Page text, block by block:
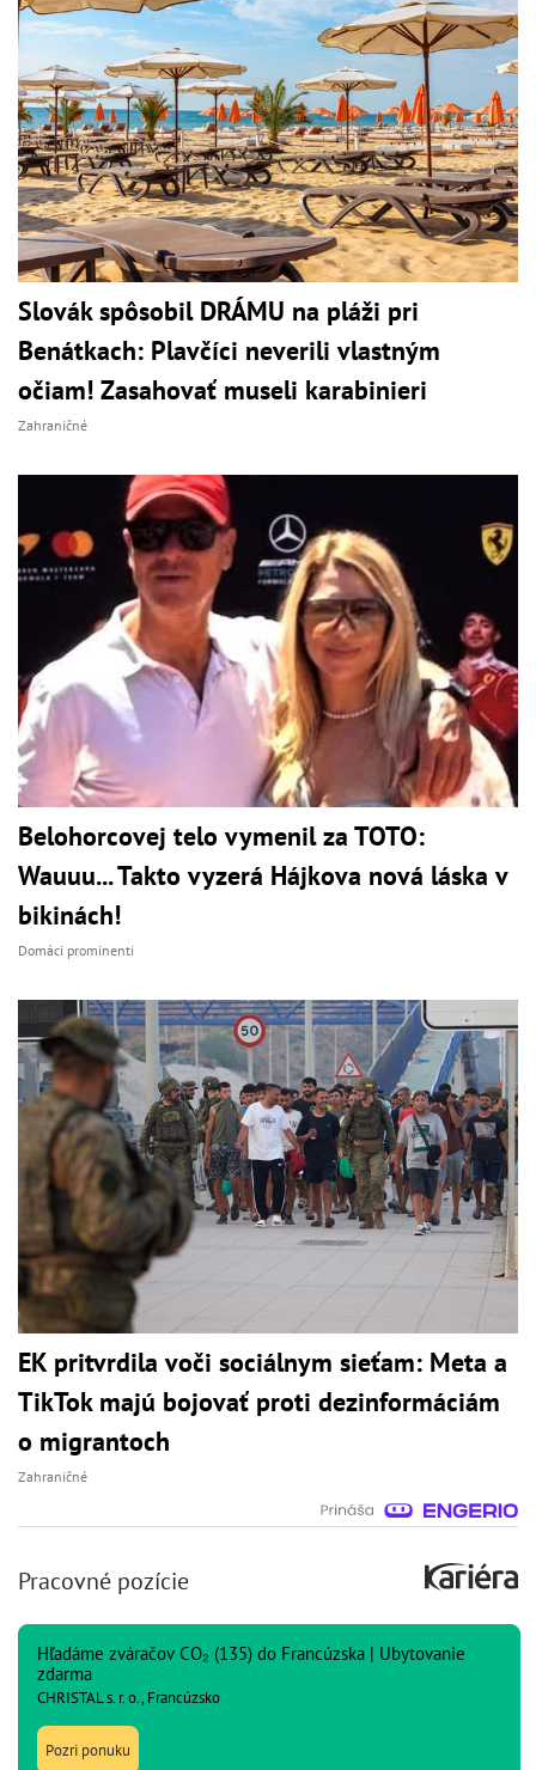
Slovák spôsobil DRÁMU na pláži pri
Benátkach: Plavčíci neverili vlastným
očiam! Zasahovať museli karabinieri
Zahraničné
Belohorcovej telo vymenil za TOTO:
Wauuu... Takto vyzerá Hájkova nová láska v
bikinách!
Domáci prominenti
EK pritvrdila voči sociálnym sieťam: Meta a
TikTok majú bojovať proti dezinformáciám
o migrantoch
Zahraničné
Pracovné pozície
Hľadáme zváračov CO₂ (135) do Francúzska | Ubytovanie
zdarma
CHRISTAL s. r. o., Francúzsko
Pozri ponuku